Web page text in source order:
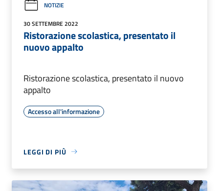
NOTIZIE
30 SETTEMBRE 2022
Ristorazione scolastica, presentato il
nuovo appalto
Ristorazione scolastica, presentato il nuovo
appalto
Accesso all'informazione
LEGGI DI PIÙ